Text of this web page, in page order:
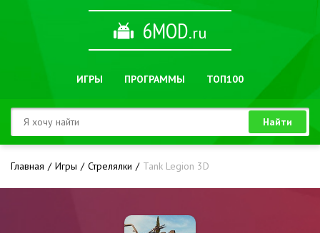
6MOD.ru
ИГРЫ ПРОГРАММЫ ТОП100
Найти
Главная Игры Стрелялки Tank Legion 3D